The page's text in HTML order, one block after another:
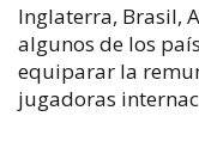
Inglaterra, Brasil,
algunos de los
equiparar la
jugadoras